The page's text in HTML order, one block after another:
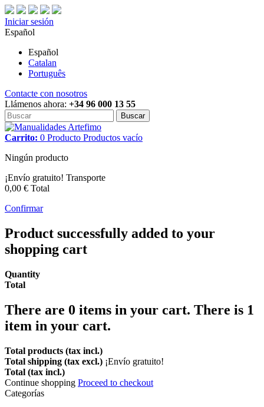
Iniciar sesión
Español
Español
Catalan
Português
Contacte con nosotros
Llámenos ahora: +34 96 000 13 55
Buscar
Carrito: 0 Producto Productos vacío
Ningún producto
¡Envío gratuito! Transporte
0,00 € Total
Confirmar
Product successfully added to your
shopping cart
Quantity
Total
There are 0 items in your cart. There is 1
item in your cart.
Total products (tax incl.)
Total shipping (tax excl.) ¡Envío gratuito!
Total (tax incl.)
Continue shopping Proceed to checkout
Categorías